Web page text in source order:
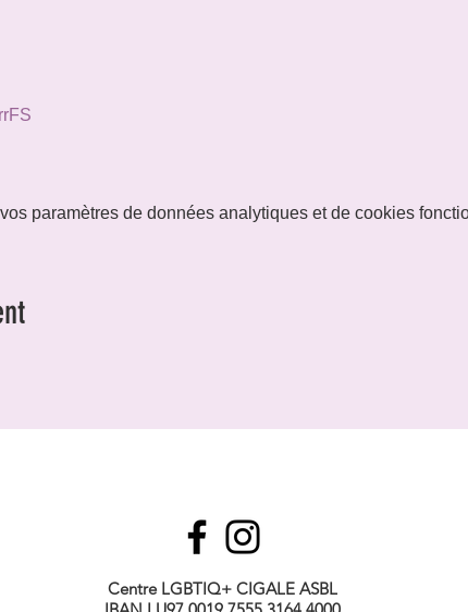
paramètres de données analytiques et de cookies
Centre LGBTIQ+ CIGALE ASBL